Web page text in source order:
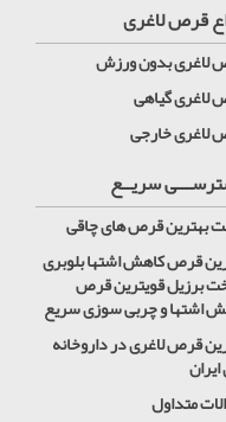
قرص لاغری
لاغری بدون ورزش
لاغری گیاهی
لاغری خارجی
سریــع
بهترین قرص های چاقی
قرص کاهش اشتها بلوبری
برزیل قویترین قرص
اشتها و چربی سوزی سریع
قرص لاغری در داروخانه
متداول